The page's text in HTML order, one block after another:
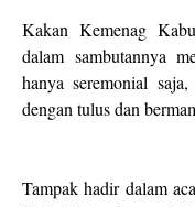
Kakan Kemenag
dalam sambutannya
hanya seremonial
dengan tulus dan
Tampak hadir dalam